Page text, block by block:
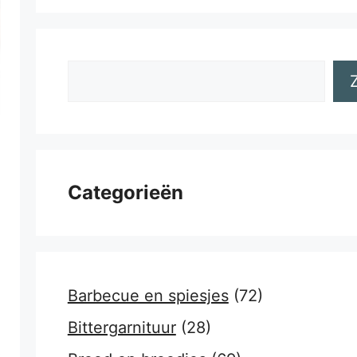
Categorieën
Barbecue en spiesjes(72)
Bittergarnituur(28)